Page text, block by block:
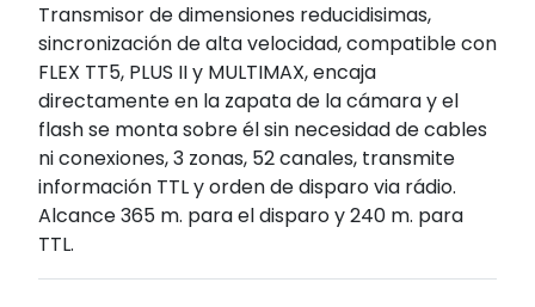
Transmisor de dimensiones reducidisimas,
sincronización de alta velocidad, compatible con
FLEX TT5, PLUS II y MULTIMAX, encaja
directamente en la zapata de la cámara y el
flash se monta sobre él sin necesidad de cables
ni conexiones, 3 zonas, 52 canales, transmite
información TTL y orden de disparo via rádio.
Alcance 365 m. para el disparo y 240 m. para
TTL.